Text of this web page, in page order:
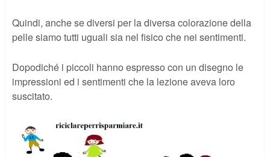
Quindi, anche se diversi per la diversa colorazione della
pelle siamo tutti uguali sia nel fisico che nei sentimenti.
Dopodiché i piccoli hanno espresso con un disegno le
impressioni ed i sentimenti che la lezione aveva loro
suscitato.